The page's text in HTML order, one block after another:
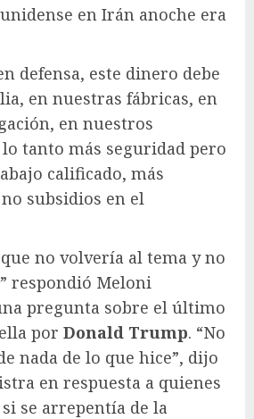
en Irán anoche era
defensa, este dinero debe
en nuestras fábricas, en
en nuestros
tanto más seguridad pero
calificado, más
subsidios en el
no volvería al tema y no
respondió Meloni
pregunta sobre el último
por Donald Trump. “No
nada de lo que hice”, dijo
en respuesta a quienes
se arrepentía de la